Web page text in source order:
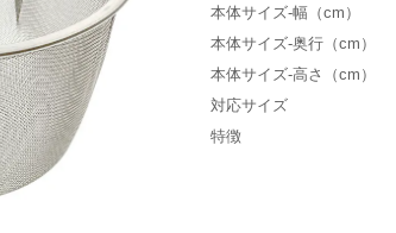
本体サイズ-幅（cm）
本体サイズ-奥行（cm）
本体サイズ-高さ（cm）
対応サイズ
特徴